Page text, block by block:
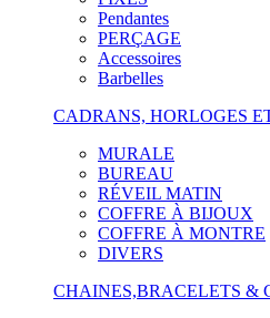
Pendantes
PERÇAGE
Accessoires
Barbelles
CADRANS, HORLOGES
MURALE
BUREAU
RÉVEIL MATIN
COFFRE À BIJOUX
COFFRE À MONTRE
DIVERS
CHAINES,BRACELETS &